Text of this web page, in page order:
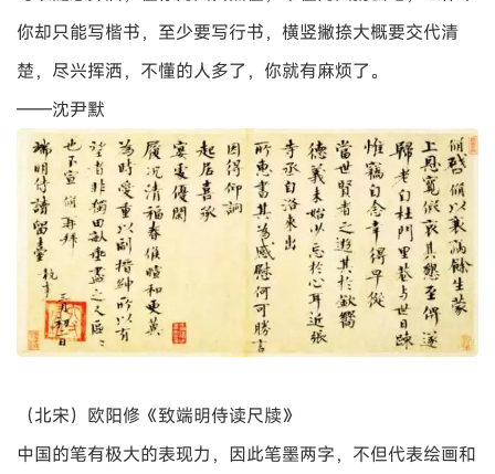
（北宋）米芾《粮院帖》
千百年来，中国书法的学习是围绕着历代名家法书（比如王
羲之、颜真卿等）进行的，但自从清代碑学兴起以来，书法
的经典体系受到了极大的冲击，不但古代无名氏的作品被纳
入学习体系，而且一些相当稚拙、不成熟的石刻和书写遗迹
也被作为临习的典范。
——白谦慎《与古为徒和娟娟发屋》